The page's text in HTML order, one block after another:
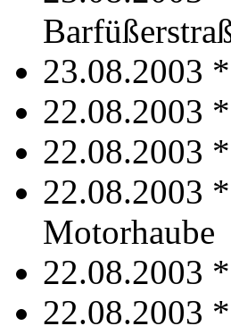
23.08.2003 *
22.08.2003 *
22.08.2003 *
22.08.2003 *
Motorhaube
22.08.2003 *
22.08.2003 *